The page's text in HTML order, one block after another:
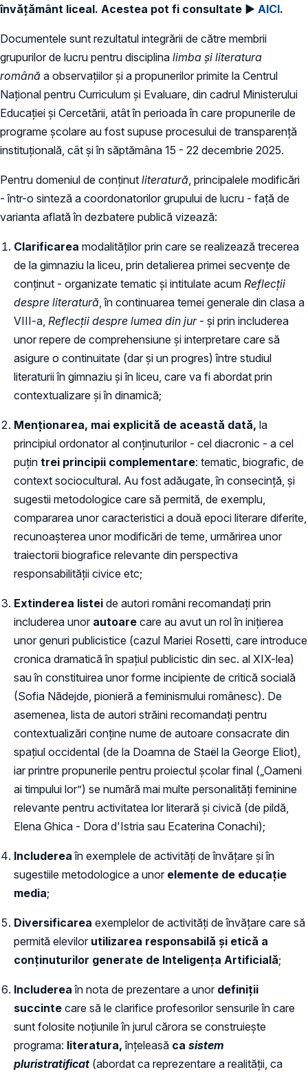
învățământ liceal. Acestea pot fi consultate ► AICI.
Documentele sunt rezultatul integrării de către membrii
grupurilor de lucru pentru disciplina limba și literatura
română a observațiilor și a propunerilor primite la Centrul
Național pentru Curriculum și Evaluare, din cadrul Ministerului
Educației și Cercetării, atât în perioada în care propunerile de
programe școlare au fost supuse procesului de transparență
instituțională, cât și în săptămâna 15 - 22 decembrie 2025.
Pentru domeniul de conținut literatură , principalele modificări
- într-o sinteză a coordonatorilor grupului de lucru - față de
varianta aflată în dezbatere publică vizează:
Clarificarea modalităților prin care se realizează trecerea
de la gimnaziu la liceu, prin detalierea primei secvențe de
conținut - organizate tematic și intitulate acum Reflecții
despre literatură , în continuarea temei generale din clasa a
VIII-a, Reflecții despre lumea din jur- și prin includerea
unor repere de comprehensiune și interpretare care să
asigure o continuitate (dar și un progres) între studiul
literaturii în gimnaziu și în liceu, care va fi abordat prin
contextualizare și în dinamică;
Menționarea, mai explicită de această dată, la
principiul ordonator al conținuturilor - cel diacronic - a cel
puțin trei principii complementare: tematic, biografic, de
context sociocultural. Au fost adăugate, în consecință, și
sugestii metodologice care să permită, de exemplu,
compararea unor caracteristici a două epoci literare diferite,
recunoașterea unor modificări de teme, urmărirea unor
traiectorii biografice relevante din perspectiva
responsabilității civice etc;
Extinderea listei de autori români recomandați prin
includerea unor autoare care au avut un rol în inițierea
unor genuri publicistice (cazul Mariei Rosetti, care introduce
cronica dramatică în spațiul publicistic din sec. al XIX-lea)
sau în constituirea unor forme incipiente de critică socială
(Sofia Nădejde, pionieră a feminismului românesc). De
asemenea, lista de autori străini recomandați pentru
contextualizări conține nume de autoare consacrate din
spațiul occidental (de la Doamna de Staël la George Eliot),
iar printre propunerile pentru proiectul școlar final („Oameni
ai timpului lor”) se numără mai multe personalități feminine
relevante pentru activitatea lor literară și civică (de pildă,
Elena Ghica - Dora d'Istria sau Ecaterina Conachi);
Includerea în exemplele de activități de învățare și în
sugestiile metodologice a unor elemente de educație
media;
Diversificarea exemplelor de activități de învățare care să
permită elevilor utilizarea responsabilă și etică a
conținuturilor generate de Inteligența Artificială;
Includereaîn nota de prezentare a unor definiții
succinte care să le clarifice profesorilor sensurile în care
sunt folosite noțiunile în jurul cărora se construiește
programa: literatura,înțeleasă ca sistem
pluristratificat (abordat ca reprezentare a realității, ca